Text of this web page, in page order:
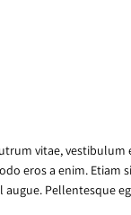
vitae,
eros a enim.
Pellentesque